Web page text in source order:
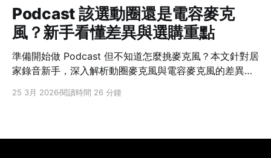
Podcast 該選動圈還是電容麥克
風？新手看懂差異與選購重點
準備開始做 Podcast 但不知道怎麼挑麥克風？本文針對居
家錄音新手，深入解析動圈麥克風與電容麥克風的差異。
一次找到最適合的專業錄音方案。
25 3月 2026閱讀時間 26 分鐘